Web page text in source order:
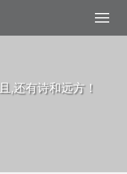
,还有诗和远方！